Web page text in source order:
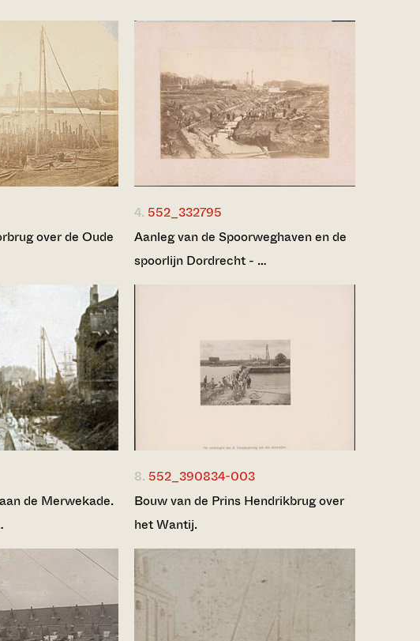
over de Oude
4. 552_332795
Aanleg van de Spoorweghaven en de
spoorlijn Dordrecht - …
de Merwekade.
8. 552_390834-003
Bouw van de Prins Hendrikbrug over
het Wantij.